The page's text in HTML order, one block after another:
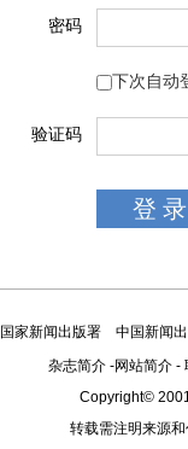
密码
下次自动
验证码
国家新闻出版署
中国新闻
杂志简介 -网站简介 -
Copyright©
转载需注明来源